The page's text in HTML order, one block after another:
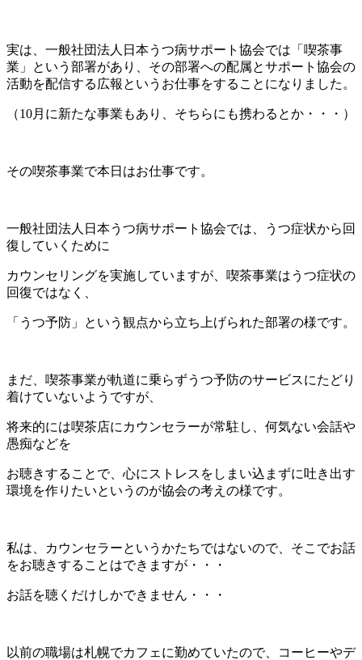
実は、一般社団法人日本うつ病サポート協会では「喫茶事
業」という部署があり、その部署への配属とサポート協会の
活動を配信する広報というお仕事をすることになりました。
（10月に新たな事業もあり、そちらにも携わるとか・・・）
その喫茶事業で本日はお仕事です。
一般社団法人日本うつ病サポート協会では、うつ症状から回
復していくために
カウンセリングを実施していますが、喫茶事業はうつ症状の
回復ではなく、
「うつ予防」という観点から立ち上げられた部署の様です。
まだ、喫茶事業が軌道に乗らずうつ予防のサービスにたどり
着けていないようですが、
将来的には喫茶店にカウンセラーが常駐し、何気ない会話や
愚痴などを
お聴きすることで、心にストレスをしまい込まずに吐き出す
環境を作りたいというのが協会の考えの様です。
私は、カウンセラーというかたちではないので、そこでお話
をお聴きすることはできますが・・・
お話を聴くだけしかできません・・・
以前の職場は札幌でカフェに勤めていたので、コーヒーやデ